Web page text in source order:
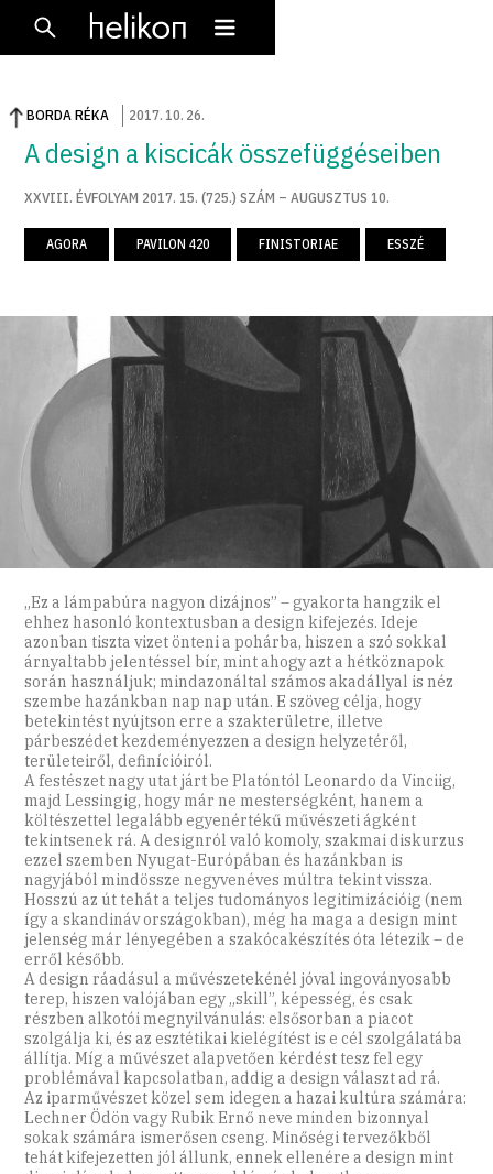
BORDA RÉKA 2017. 10. 26.
A design a kiscicák összefüggéseiben
XXVIII. ÉVFOLYAM 2017. 15. (725.) SZÁM – AUGUSZTUS 10.
AGORA PAVILON 420 FINISTORIAE ESSZÉ
„Ez a lámpabúra nagyon dizájnos” – gyakorta hangzik el
ehhez hasonló kontextusban a design kifejezés. Ideje
azonban tiszta vizet önteni a pohárba, hiszen a szó sokkal
árnyaltabb jelentéssel bír, mint ahogy azt a hétköznapok
során használjuk; mindazonáltal számos akadállyal is néz
szembe hazánkban nap nap után. E szöveg célja, hogy
betekintést nyújtson erre a szakterületre, illetve
párbeszédet kezdeményezzen a design helyzetéről,
területeiről, definícióiról.
A festészet nagy utat járt be Platóntól Leonardo da Vinciig,
majd Lessingig, hogy már ne mesterségként, hanem a
költészettel legalább egyenértékű művészeti ágként
tekintsenek rá. A designról való komoly, szakmai diskurzus
ezzel szemben Nyugat-Európában és hazánkban is
nagyjából mindössze negyvenéves múltra tekint vissza.
Hosszú az út tehát a teljes tudományos legitimizációig (nem
így a skandináv országokban), még ha maga a design mint
jelenség már lényegében a szakócakészítés óta létezik – de
erről később.
A design ráadásul a művészetekénél jóval ingoványosabb
terep, hiszen valójában egy „skill”, képesség, és csak
részben alkotói megnyilvánulás: elsősorban a piacot
szolgálja ki, és az esztétikai kielégítést is e cél szolgálatába
állítja. Míg a művészet alapvetően kérdést tesz fel egy
problémával kapcsolatban, addig a design választ ad rá.
Az iparművészet közel sem idegen a hazai kultúra számára:
Lechner Ödön vagy Rubik Ernő neve minden bizonnyal
sokak számára ismerősen cseng. Minőségi tervezőkből
tehát kifejezetten jól állunk, ennek ellenére a design mint